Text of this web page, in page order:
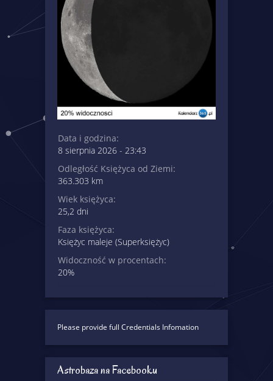
Data i godzina:
8 sierpnia 2026 - 23:43
Odległość Księżyca od Ziemi:
363.303 km
Wiek księżyca:
25,2 dni
Faza księżyca:
Księżyc maleje (Superksiężyc)
Widoczność w procentach:
20%
Please provide full Credentials Infomation
Astrobaza na Facebooku